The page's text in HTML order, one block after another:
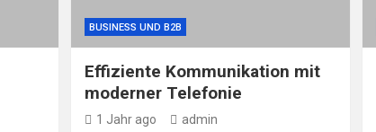
BUSINESS UND B2B
Effiziente Kommunikation mit
moderner Telefonie
1 Jahr ago admin